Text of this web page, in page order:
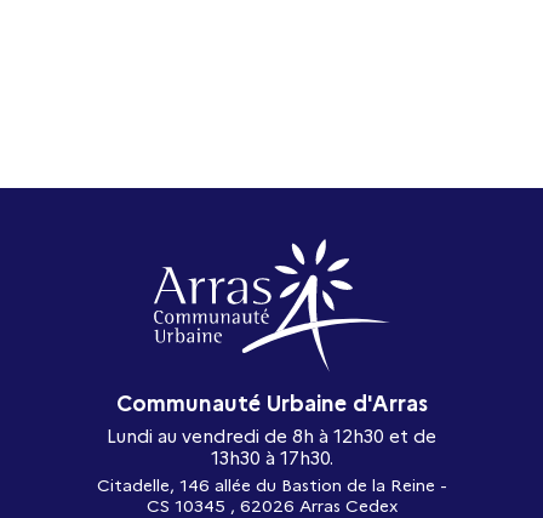
Communauté Urbaine d'Arras
Lundi au vendredi de 8h à 12h30 et de
13h30 à 17h30.
Citadelle, 146 allée du Bastion de la Reine -
CS 10345 , 62026 Arras Cedex